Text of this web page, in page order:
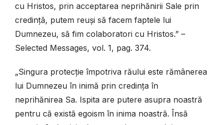
cu Hristos, prin acceptarea neprihănirii Sale prin
credință, putem reuși să facem faptele lui
Dumnezeu, să fim colaboratori cu Hristos.” –
Selected Messages, vol. 1, pag. 374.
„Singura protecție împotriva răului este rămânerea
lui Dumnezeu în inimă prin credința în
neprihănirea Sa. Ispita are putere asupra noastră
pentru că există egoism în inima noastră. Însă